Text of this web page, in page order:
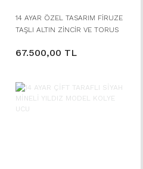
14 AYAR ÖZEL TASARIM FİRUZE
TAŞLI ALTIN ZİNCİR VE TORUS
67.500,00 TL